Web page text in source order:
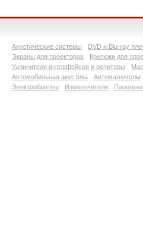
Акустические системы
DVD и Blu-ray
Экраны для проекторов
Крепежи для
Удлинители интерфейсов и репитеры
Автомобильная акустика
Автомагнитолы
Электробритвы
Измельчители